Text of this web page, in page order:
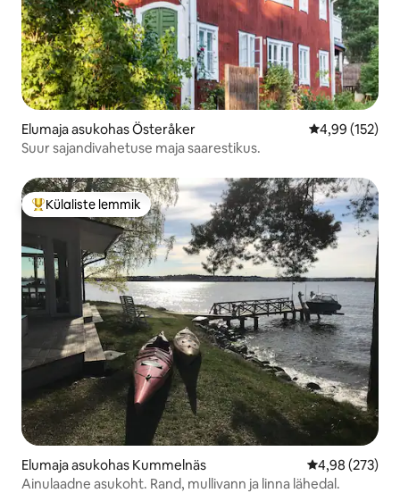
Elumaja asukohas Österåker Keskmine
4,99 (152)
Suur sajandivahetuse maja saarestikus.
Külaliste suur lemmik
Külaliste lemmik
Elumaja asukohas Kummelnäs Keskmine
4,98 (273)
Ainulaadne asukoht. Rand, mullivann ja linna lähedal.